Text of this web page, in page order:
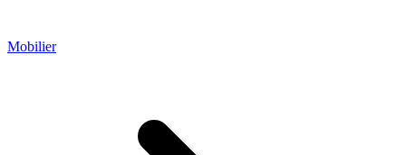
Mobilier